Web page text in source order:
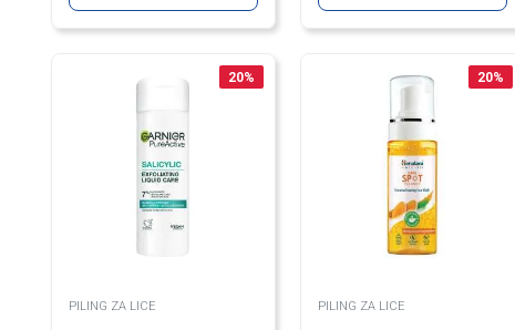
20%
PILING ZA LICE
20%
PILING ZA LICE